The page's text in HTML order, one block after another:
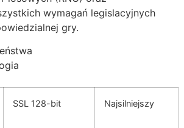
wymagań legislacyjnych
gry.
SSL 128-bit Najsilniejszy